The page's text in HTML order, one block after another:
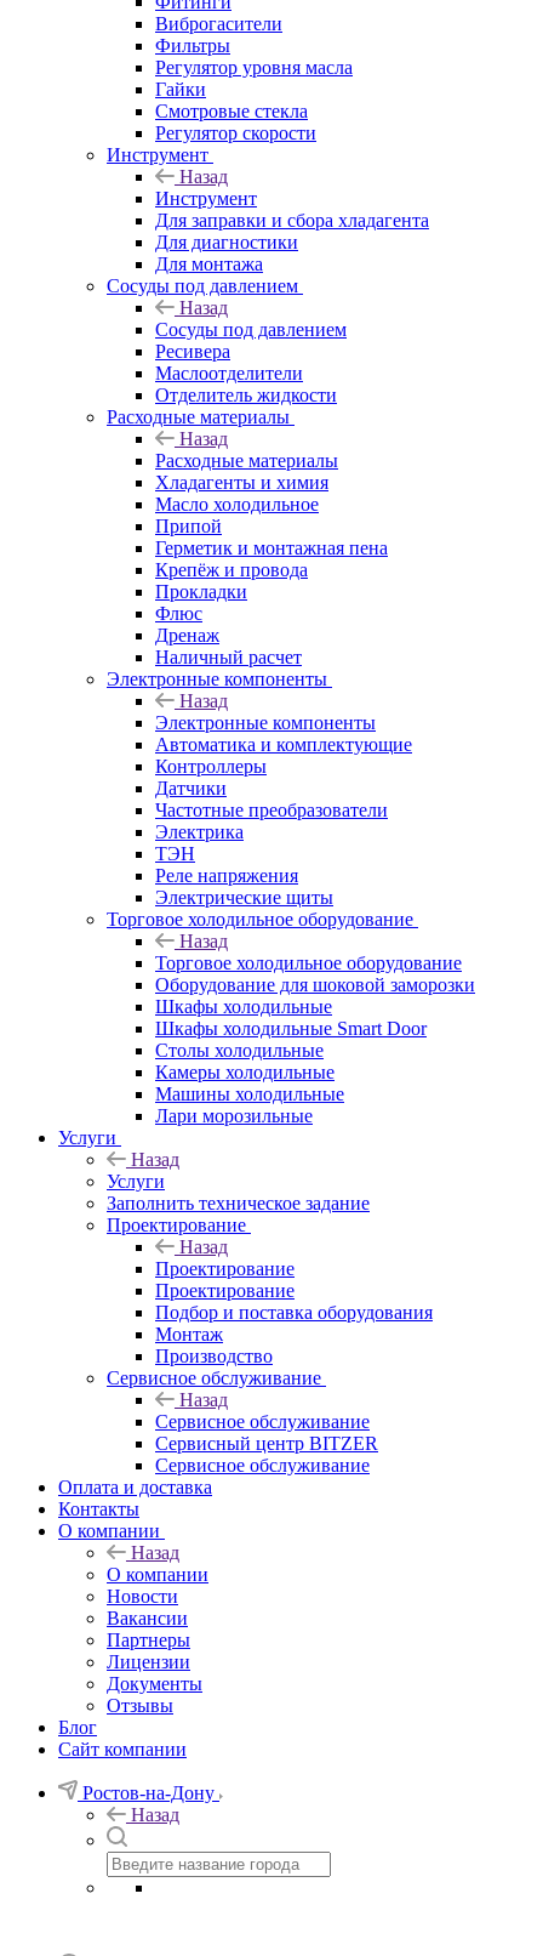
Виброгасители
Фильтры
Регулятор уровня масла
Гайки
Смотровые стекла
Регулятор скорости
Инструмент
Назад
Инструмент
Для заправки и сбора хладагента
Для диагностики
Для монтажа
Сосуды под давлением
Назад
Сосуды под давлением
Ресивера
Маслоотделители
Отделитель жидкости
Расходные материалы
Назад
Расходные материалы
Хладагенты и химия
Масло холодильное
Припой
Герметик и монтажная пена
Крепёж и провода
Прокладки
Флюс
Дренаж
Наличный расчет
Электронные компоненты
Назад
Электронные компоненты
Автоматика и комплектующие
Контроллеры
Датчики
Частотные преобразователи
Электрика
ТЭН
Реле напряжения
Электрические щиты
Торговое холодильное оборудование
Назад
Торговое холодильное оборудование
Оборудование для шоковой заморозки
Шкафы холодильные
Шкафы холодильные Smart Door
Столы холодильные
Камеры холодильные
Машины холодильные
Лари морозильные
Услуги
Назад
Услуги
Заполнить техническое задание
Проектирование
Назад
Проектирование
Проектирование
Подбор и поставка оборудования
Монтаж
Производство
Сервисное обслуживание
Назад
Сервисное обслуживание
Сервисный центр BITZER
Сервисное обслуживание
Оплата и доставка
Контакты
О компании
Назад
О компании
Новости
Вакансии
Партнеры
Лицензии
Документы
Отзывы
Блог
Сайт компании
Ростов-на-Дону
Назад